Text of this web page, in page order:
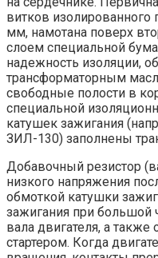
витков
мм, намотана поверх
слоем специальной
надежность изоляции,
трансформаторным
свободные полости в
специальной
катушек зажигания
ЗИЛ-130) заполнены
Добавочный резистор
низкого напряжения
обмоткой катушки
зажигания при большой
вала двигателя, а также
стартером. Когда